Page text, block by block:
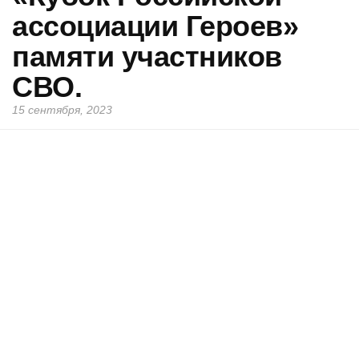
ассоциации Героев»
памяти участников
СВО.
15 сентября, 2023